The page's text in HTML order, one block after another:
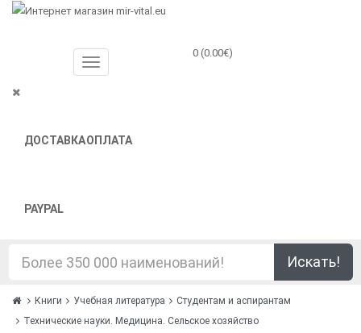
ДОСТАВКАОПЛАТА
PAYPAL
0 (0.00€)
Искать!
Книги Учебная литература
Студентам и аспирантам
Технические науки. Медицина. Сельское хозяйство